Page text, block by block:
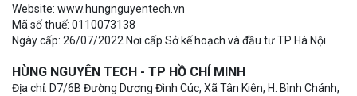
Website: www.hungnguyentech.vn
Mã số thuế: 0110073138
Ngày cấp: 26/07/2022 Nơi cấp Sở kế hoạch và đầu tư TP Hà Nội
HÙNG NGUYÊN TECH - TP HỒ CHÍ MINH
Địa chỉ: D7/6B Đường Dương Đình Cúc, Xã Tân Kiên, H. Bình Chánh,